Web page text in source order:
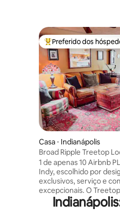
Entre os melhores
Preferido dos
Casa ⋅ Indianápolis
Broad Ripple Treetop
1 de apenas 10 Airbnb
Indy, escolhido por
exclusivos, serviço e
excepcionais. O Treetop Lodge é um
belo e tranquilo refúgio
espaço criativo com